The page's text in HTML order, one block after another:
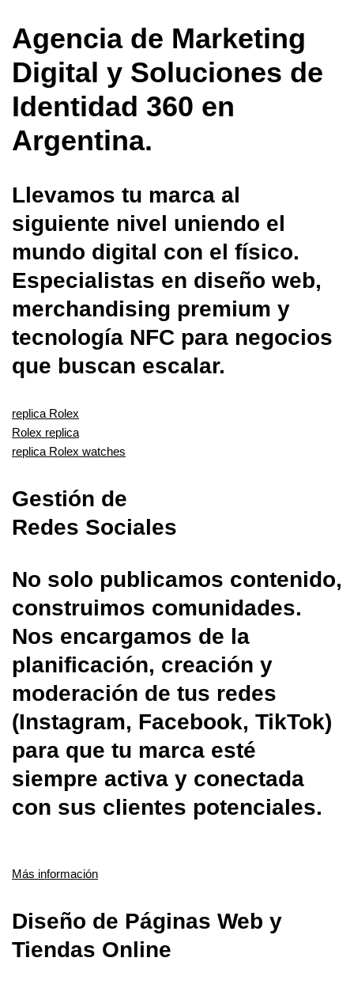
Agencia de Marketing
Digital y Soluciones de
Identidad 360 en
Argentina.
Llevamos tu marca al
siguiente nivel uniendo el
mundo digital con el físico.
Especialistas en diseño web,
merchandising premium y
tecnología NFC para negocios
que buscan escalar.
replica Rolex
Rolex replica
replica Rolex watches
Gestión de
Redes Sociales
No solo publicamos contenido,
construimos comunidades.
Nos encargamos de la
planificación, creación y
moderación de tus redes
(Instagram, Facebook, TikTok)
para que tu marca esté
siempre activa y conectada
con sus clientes potenciales.
Más información
Diseño de Páginas Web y
Tiendas Online